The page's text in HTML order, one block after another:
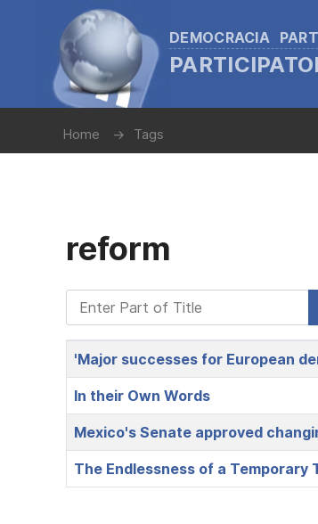
DEMOCRACIA
Home Tags
reform
Enter Part of Title
Title
'Major successes for European
In their Own Words
Mexico's Senate approved
The Endlessness of a Temporary